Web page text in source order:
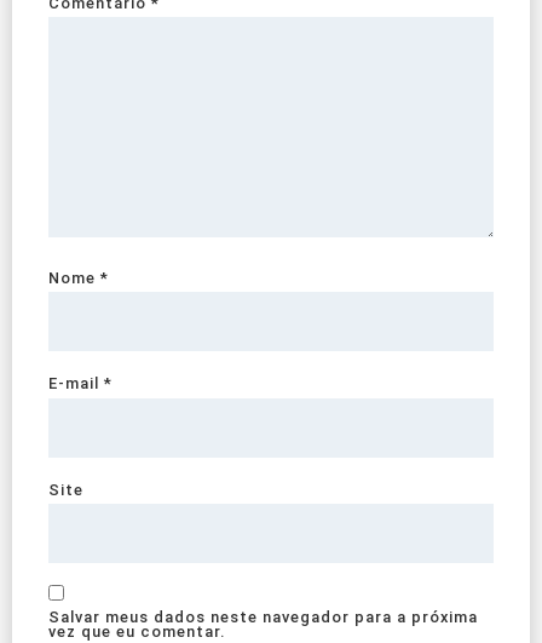
Nome *
E-mail *
Site
Salvar meus dados neste navegador para a próxima
vez que eu comentar.